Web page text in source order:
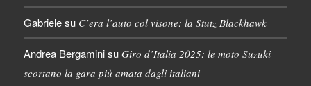
Gabrielesu C’era l’auto col visone: la Stutz Blackhawk
Andrea Bergaminisu Giro d’Italia 2025: le moto Suzuki
scortano la gara più amata dagli italiani